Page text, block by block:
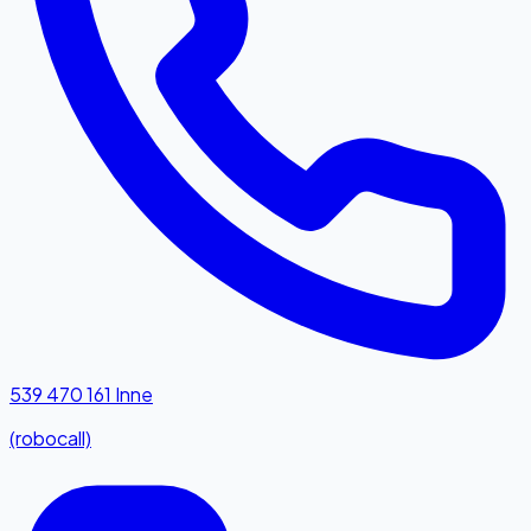
539 470 161 Inne
(robocall)